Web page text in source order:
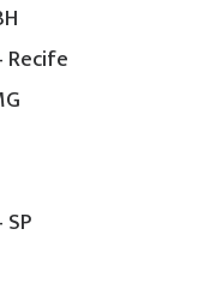
Recife